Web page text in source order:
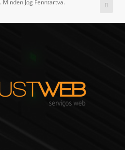
Jog Fenntartva.